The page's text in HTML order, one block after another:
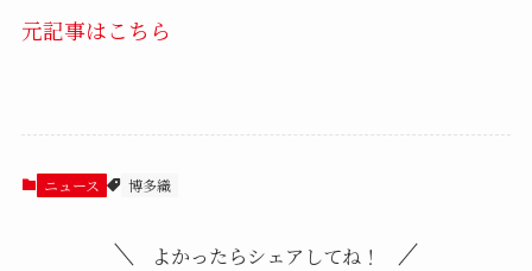
元記事はこちら
ニュース 博多織
よかったらシェアしてね！